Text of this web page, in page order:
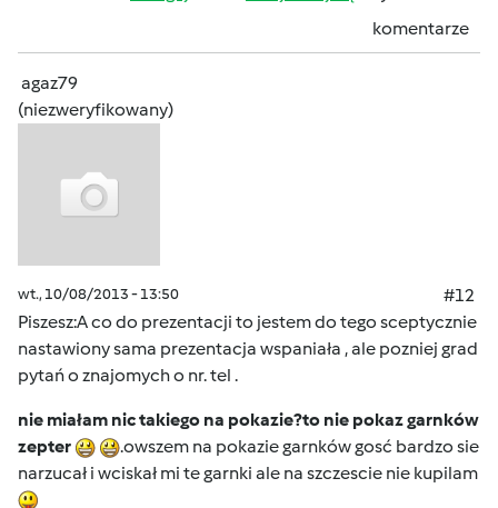
komentarze
agaz79
(niezweryfikowany)
wt., 10/08/2013 - 13:50
#12
Piszesz:A co do prezentacji to jestem do tego sceptycznie
nastawiony sama prezentacja wspaniała , ale pozniej grad
pytań o znajomych o nr. tel .
nie miałam nic takiego na pokazie?to nie pokaz garnków
zepter
.owszem na pokazie garnków gosć bardzo sie
narzucał i wciskał mi te garnki ale na szczescie nie kupilam